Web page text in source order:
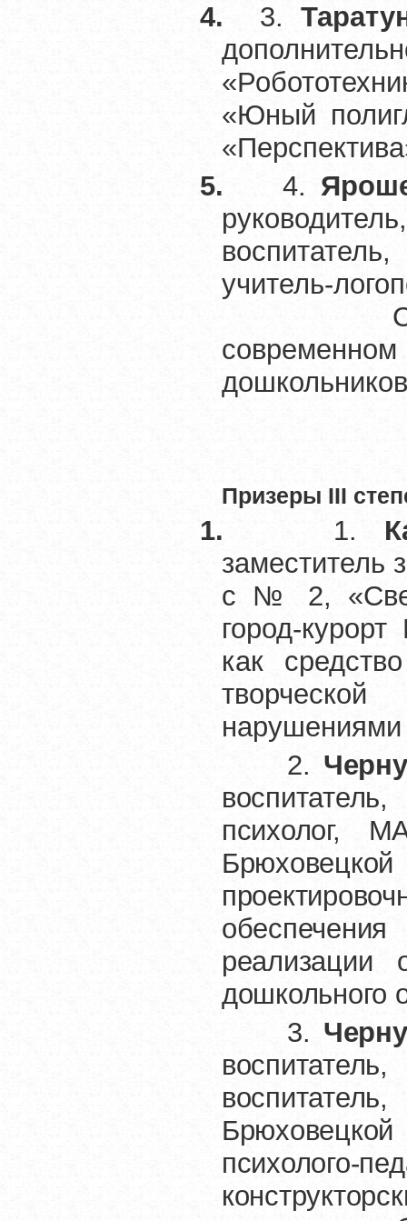
4. 3.
«Юный
5. 4.
учитель-
Призеры III
1. 1.
с № 2,
город-
как
нарушениями
2.
воспитатель,
психолог,
реализации
дошкольного
3.
воспитатель,
психолого-